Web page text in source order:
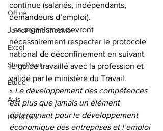
Office
JeMeFormeChezMoi
Excel
SharePoint
Étude
Avis
Handicap
continue (salariés, indépendants,
demandeurs d’emploi).
Les organismes devront
nécessairement respecter le protocole
national de déconfinement en suivant
le guide travaillé avec la profession et
validé par le ministère du Travail.
« Le développement des compétences
est plus que jamais un élément
déterminant pour le développement
économique des entreprises et l’emploi